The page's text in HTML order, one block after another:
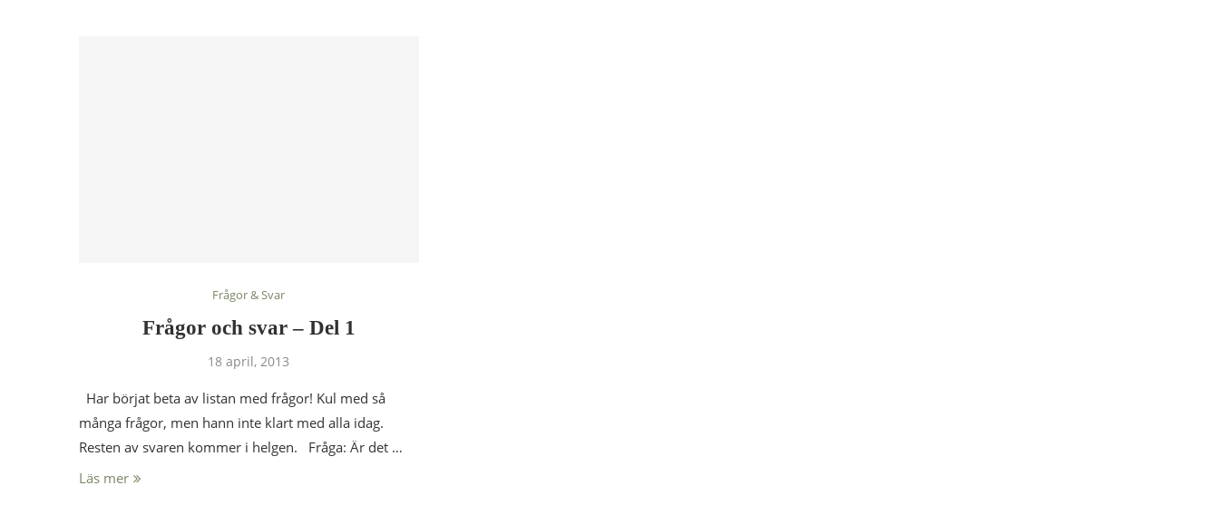
Frågor & Svar
Frågor och svar – Del 1
18 april, 2013
Har börjat beta av listan med frågor! Kul med så
många frågor, men hann inte klart med alla idag.
Resten av svaren kommer i helgen. Fråga: Är det …
Läs mer